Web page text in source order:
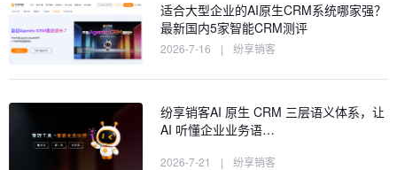
适合大型企业的AI原生CRM系统哪家强？
最新国内5家智能CRM测评
2026-7-16 | 纷享销客
纷享销客AI 原生 CRM 三层语义体系，让
AI 听懂企业业务语…
2026-7-21 | 纷享销客